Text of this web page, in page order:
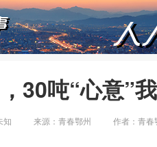
30吨“心意”
知 来源：青春鄂州 作者：青春